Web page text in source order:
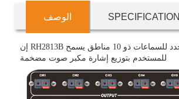
الوصف SPECIFICATION
إن RH2813B هو مفتاح محدد للسماعات ذو 10 مناطق يسمح
للمستخدم بتوزيع إشارة مكبر صوت مضخمة